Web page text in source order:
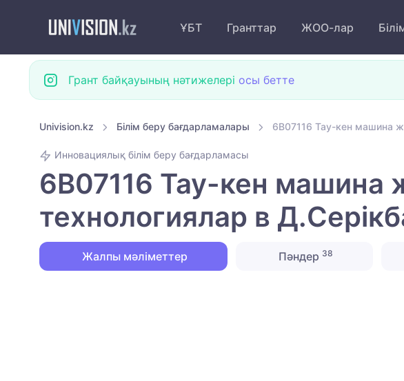
ҰБТ Гранттар ЖОО-лар
Грант байқауының нәтижелері осы бетте
Univision.kz Білім беру бағдарламалары 6B07116 Тау-кен машина
Инновациялық білім беру бағдарламасы
6B07116 Тау-кен машина
технологиялар в
Жалпы мәліметтер Пәндер 38